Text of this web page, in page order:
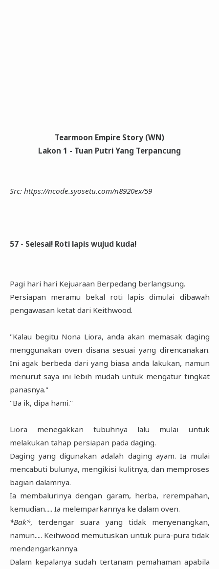
Tearmoon Empire Story (WN)
Lakon 1 - Tuan Putri Yang Terpancung
Src: https://ncode.syosetu.com/n8920ex/59
57 - Selesai! Roti lapis wujud kuda!
Pagi hari hari Kejuaraan Berpedang berlangsung.
Persiapan meramu bekal roti lapis dimulai dibawah
pengawasan ketat dari Keithwood.
"Kalau begitu Nona Liora, anda akan memasak daging
menggunakan oven disana sesuai yang direncanakan.
Ini agak berbeda dari yang biasa anda lakukan, namun
menurut saya ini lebih mudah untuk mengatur tingkat
panasnya."
"Ba ik, dipa hami."
Liora menegakkan tubuhnya lalu mulai untuk
melakukan tahap persiapan pada daging.
Daging yang digunakan adalah daging ayam. Ia mulai
mencabuti bulunya, mengikisi kulitnya, dan memproses
bagian dalamnya.
Ia membalurinya dengan garam, herba, rerempahan,
kemudian..... Ia melemparkannya ke dalam oven.
*Bak*, terdengar suara yang tidak menyenangkan,
namun..... Keihwood memutuskan untuk pura-pura tidak
mendengarkannya.
Dalam kepalanya sudah tertanam pemahaman apabila